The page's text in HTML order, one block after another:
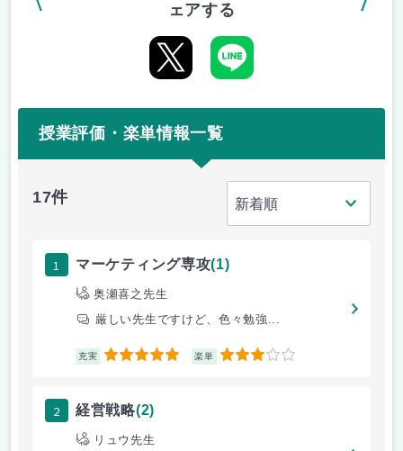
ェアする
授業評価・楽単情報一覧
17件
1 マーケティング専攻(1)
奥瀬喜之先生
厳しい先生ですけど、色々勉強...
充実 5 楽単 3
2 経営戦略(2)
リュウ先生